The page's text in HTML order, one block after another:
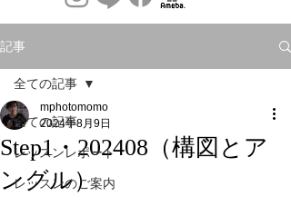
記事
全ての記事
レッスンレポート
レッスンのご案内
全ての記事
Step1・202408（構図とア
ングル）
mphotomomo
2024年8月9日